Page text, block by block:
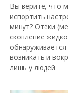
Вы верите, что
испортить
минут? Отеки
скопление
возникать и
лишь у людей